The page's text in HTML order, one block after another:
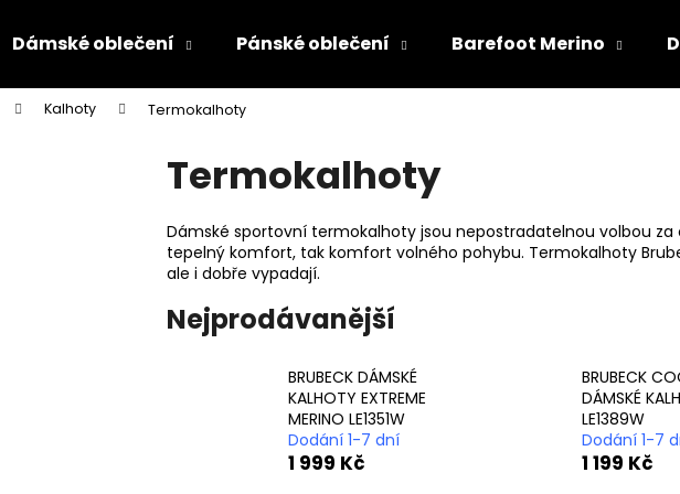
Dámské oblečení Pánské oblečení Barefoot Merino
Kalhoty Termokalhoty
Termokalhoty
Dámské sportovní termokalhoty jsou nepostradatelnou volbou
tepelný komfort, tak komfort volného pohybu. Termokalhoty
ale i dobře vypadají.
Nejprodávanější
BRUBECK DÁMSKÉ
KALHOTY EXTREME
MERINO LE1351W
Dodání 1-7 dní
1 999 Kč
BRUBECK
DÁMSKÉ
LE1389W
Dodání 1-7
1 199 Kč
Co potřebujete najít?
Doporučujeme